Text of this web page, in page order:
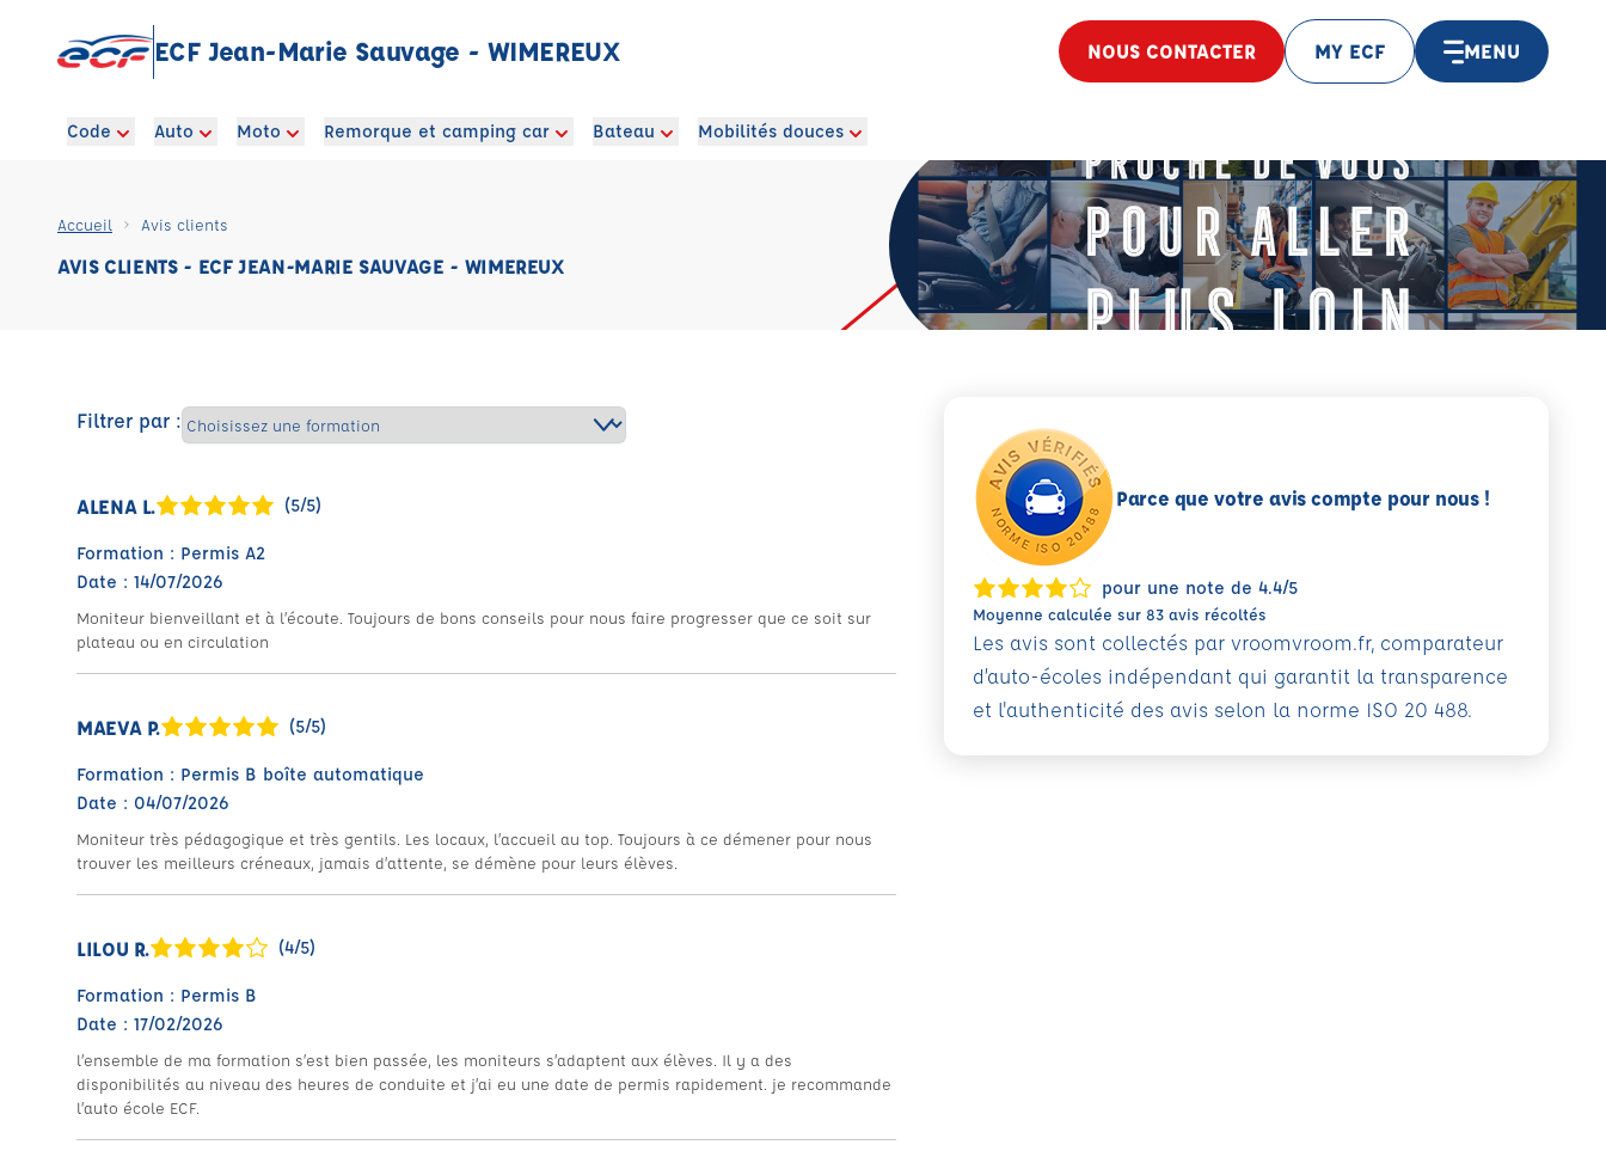
ECF Jean-Marie Sauvage - WIMEREUX NOUS CONTACTER MY ECF MENU
Code Auto Moto Remorque et camping car Bateau Mobilités douces
Accueil Avis clients
AVIS CLIENTS - ECF JEAN-MARIE SAUVAGE - WIMEREUX
Filtrer par :
ALENA L. (5/5)
Formation : Permis A2
Date : 14/07/2026
Moniteur bienveillant et à l’écoute. Toujours de bons conseils pour nous faire progresser que ce soit sur
plateau ou en circulation
MAEVA P. (5/5)
Formation : Permis B boîte automatique
Date : 04/07/2026
Moniteur très pédagogique et très gentils. Les locaux, l’accueil au top. Toujours à ce démener pour nous
trouver les meilleurs créneaux, jamais d’attente, se démène pour leurs élèves.
LILOU R. (4/5)
Formation : Permis B
Date : 17/02/2026
l’ensemble de ma formation s’est bien passée, les moniteurs s’adaptent aux élèves. Il y a des
disponibilités au niveau des heures de conduite et j’ai eu une date de permis rapidement. je recommande
l’auto école ECF.
Parce que votre avis compte pour nous !
pour une note de 4.4/5
Moyenne calculée sur 83 avis récoltés
Les avis sont collectés par vroomvroom.fr, comparateur
d’auto-écoles indépendant qui garantit la transparence
et l'authenticité des avis selon la norme ISO 20 488.